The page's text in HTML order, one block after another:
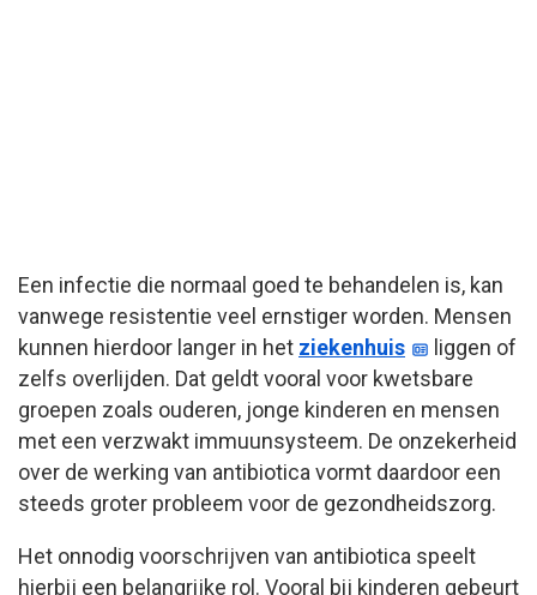
Een infectie die normaal goed te behandelen is, kan
vanwege resistentie veel ernstiger worden. Mensen
kunnen hierdoor langer in het ziekenhuis
liggen of
zelfs overlijden. Dat geldt vooral voor kwetsbare
groepen zoals ouderen, jonge kinderen en mensen
met een verzwakt immuunsysteem. De onzekerheid
over de werking van antibiotica vormt daardoor een
steeds groter probleem voor de gezondheidszorg.
Het onnodig voorschrijven van antibiotica speelt
hierbij een belangrijke rol. Vooral bij kinderen gebeurt